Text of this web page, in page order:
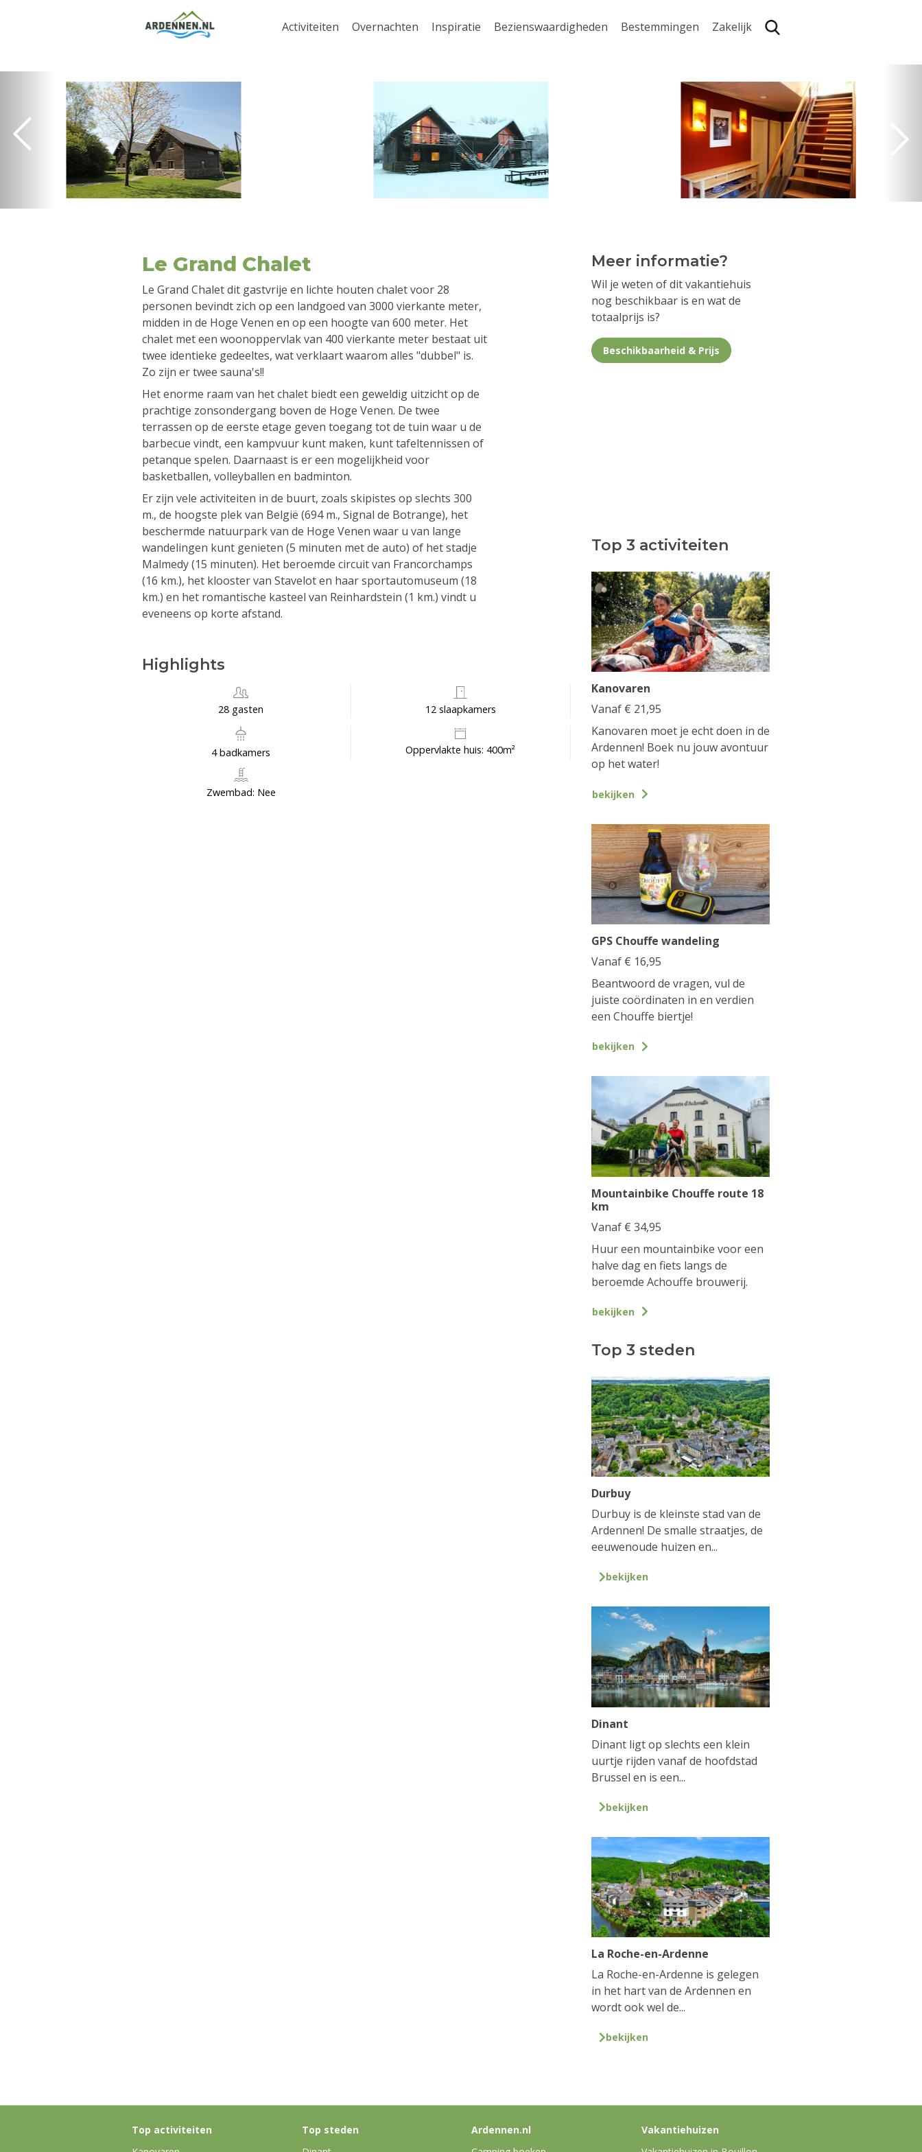
Activiteiten Overnachten Inspiratie Bezienswaardigheden Bestemmingen Zakelijk
Le Grand Chalet
Le Grand Chalet dit gastvrije en lichte houten chalet voor 28
personen bevindt zich op een landgoed van 3000 vierkante meter,
midden in de Hoge Venen en op een hoogte van 600 meter. Het
chalet met een woonoppervlak van 400 vierkante meter bestaat uit
twee identieke gedeeltes, wat verklaart waarom alles "dubbel" is.
Zo zijn er twee sauna's!!
Het enorme raam van het chalet biedt een geweldig uitzicht op de
prachtige zonsondergang boven de Hoge Venen. De twee
terrassen op de eerste etage geven toegang tot de tuin waar u de
barbecue vindt, een kampvuur kunt maken, kunt tafeltennissen of
petanque spelen. Daarnaast is er een mogelijkheid voor
basketballen, volleyballen en badminton.
Er zijn vele activiteiten in de buurt, zoals skipistes op slechts 300
m., de hoogste plek van België (694 m., Signal de Botrange), het
beschermde natuurpark van de Hoge Venen waar u van lange
wandelingen kunt genieten (5 minuten met de auto) of het stadje
Malmedy (15 minuten). Het beroemde circuit van Francorchamps
(16 km.), het klooster van Stavelot en haar sportautomuseum (18
km.) en het romantische kasteel van Reinhardstein (1 km.) vindt u
eveneens op korte afstand.
Highlights
28 gasten 12 slaapkamers
4 badkamers Oppervlakte huis: 400m²
Zwembad: Nee
Meer informatie?
Wil je weten of dit vakantiehuis
nog beschikbaar is en wat de
totaalprijs is?
Beschikbaarheid & Prijs
Top 3 activiteiten
Kanovaren
Vanaf € 21,95
Kanovaren moet je echt doen in de
Ardennen! Boek nu jouw avontuur
op het water!
bekijken
GPS Chouffe wandeling
Vanaf € 16,95
Beantwoord de vragen, vul de
juiste coördinaten in en verdien
een Chouffe biertje!
bekijken
Mountainbike Chouffe route 18
km
Vanaf € 34,95
Huur een mountainbike voor een
halve dag en fiets langs de
beroemde Achouffe brouwerij.
bekijken
Top 3 steden
Durbuy
Durbuy is de kleinste stad van de
Ardennen! De smalle straatjes, de
eeuwenoude huizen en...
bekijken
Dinant
Dinant ligt op slechts een klein
uurtje rijden vanaf de hoofdstad
Brussel en is een...
bekijken
La Roche-en-Ardenne
La Roche-en-Ardenne is gelegen
in het hart van de Ardennen en
wordt ook wel de...
bekijken
Top activiteiten
Top steden
Ardennen.nl
Vakantiehuizen